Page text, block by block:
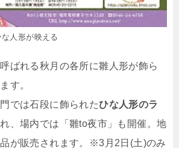
人形が映える
ばれる秋月の各所に雛人形が飾ら
す。
では石段に飾られたひな人形のラ
、場内では「雛to夜市」も開催。地
が販売されます。※3月2日(土)のみ